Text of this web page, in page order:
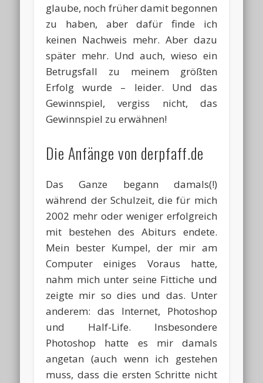
glaube, noch früher damit begonnen
zu haben, aber dafür finde ich
keinen Nachweis mehr. Aber dazu
später mehr. Und auch, wieso ein
Betrugsfall zu meinem größten
Erfolg wurde – leider. Und das
Gewinnspiel, vergiss nicht, das
Gewinnspiel zu erwähnen!
Die Anfänge von derpfaff.de
Das Ganze begann damals(!)
während der Schulzeit, die für mich
2002 mehr oder weniger erfolgreich
mit bestehen des Abiturs endete.
Mein bester Kumpel, der mir am
Computer einiges Voraus hatte,
nahm mich unter seine Fittiche und
zeigte mir so dies und das. Unter
anderem: das Internet, Photoshop
und Half-Life. Insbesondere
Photoshop hatte es mir damals
angetan (auch wenn ich gestehen
muss, dass die ersten Schritte nicht